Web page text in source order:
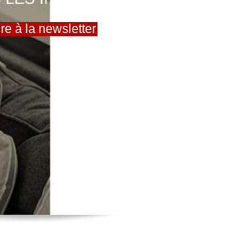
à la newsletter